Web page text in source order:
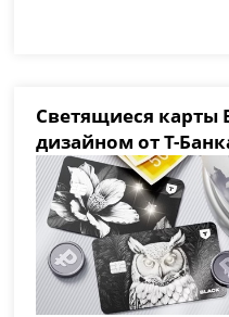
Светящиеся карты
дизайном от Т-